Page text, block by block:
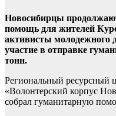
Новосибирцы
помощь для жителей
активисты молодежного
участие в отправке
тонн.
Региональный ресурсный
«Волонтерский корпус
собрал гуманитарную